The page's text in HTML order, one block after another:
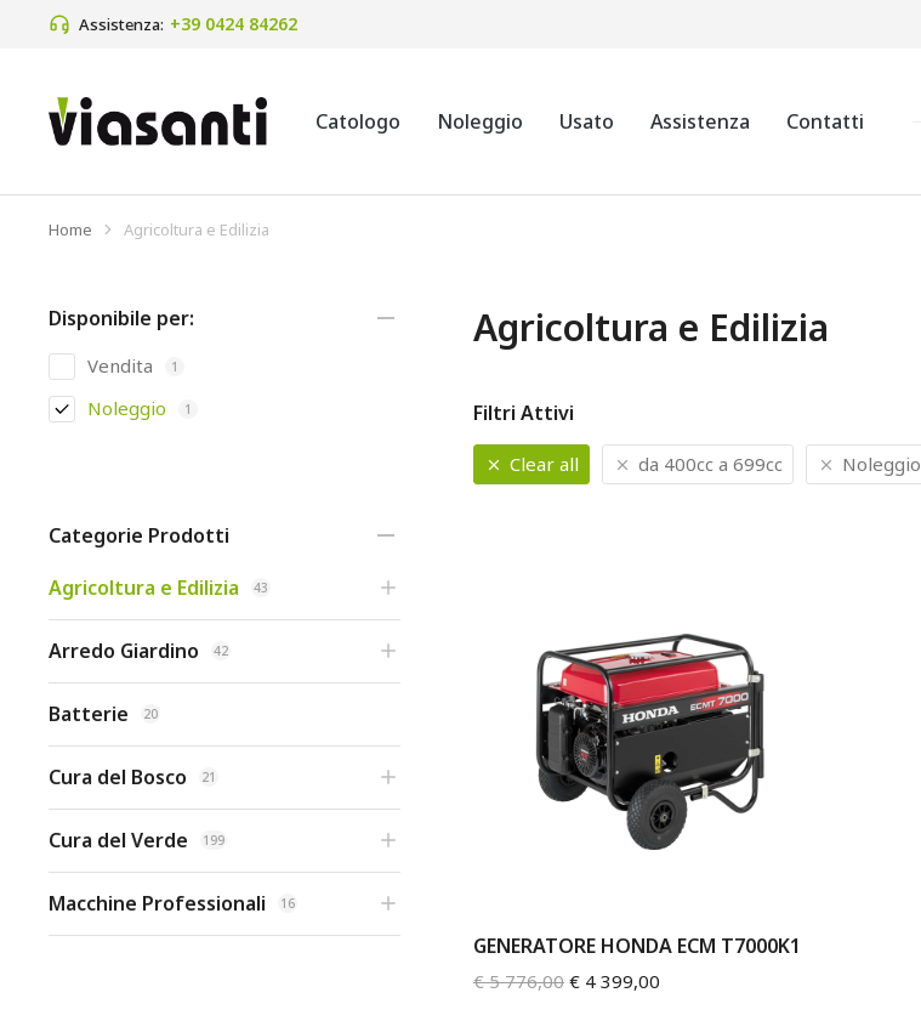
Assistenza: +39 0424 84262
Catologo Noleggio Usato Assistenza Contatti
Tu sei qui:
Home Agricoltura e Edilizia
Disponibile per:
Vendita 1
Noleggio 1
Categorie Prodotti
Agricoltura e Edilizia
43
Arredo Giardino 42
Batterie 20
Cura del Bosco 21
Cura del Verde 199
Macchine Professionali 16
Agricoltura e Edilizia
Filtri Attivi
Clear all da 400cc a 699cc Noleggio
GENERATORE HONDA ECM T7000K1
€5 776,00 € 4 399,00